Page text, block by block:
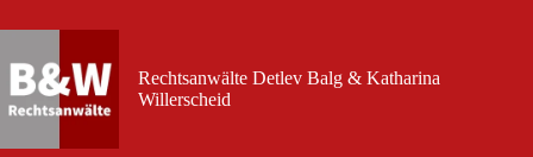
Inhalt
Rechtsanwälte Detlev Balg & Katharina
Willerscheid